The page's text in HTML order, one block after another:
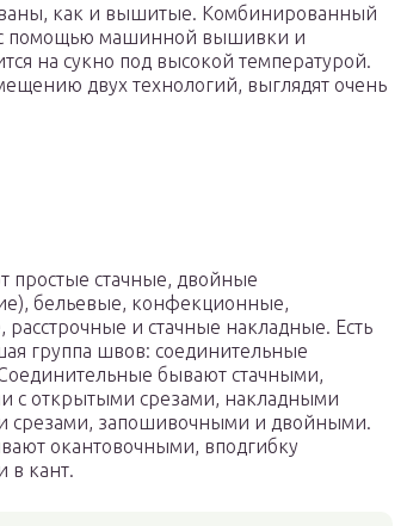
как и вышитые. Комбинированный
с помощью машинной вышивки и
на сукно под высокой температурой.
двух технологий, выглядят очень
стачные, двойные
бельевые, конфекционные,
расстрочные и стачные накладные. Есть
группа швов: соединительные
бывают стачными,
с открытыми срезами, накладными
срезами, запошивочными и двойными.
окантовочными, вподгибку
в кант.